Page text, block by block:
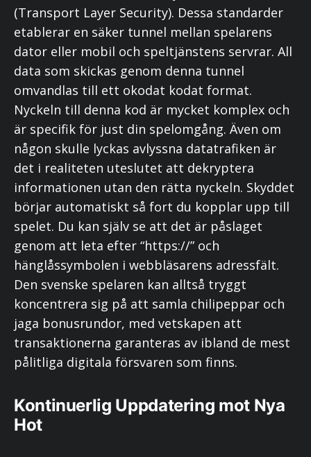
(Transport Layer Security). Dessa standarder
etablerar en säker tunnel mellan spelarens
dator eller mobil och speltjänstens servrar. All
data som skickas genom denna tunnel
omvandlas till ett okodat kodat format.
Nyckeln till denna kod är mycket komplex och
är specifik för just din spelomgång. Även om
någon skulle lyckas avlyssna datatrafiken är
det i realiteten uteslutet att dekryptera
informationen utan den rätta nyckeln. Skyddet
börjar automatiskt så fort du kopplar upp till
spelet. Du kan själv se att det är påslaget
genom att leta efter “https://” och
hänglåssymbolen i webbläsarens adressfält.
Den svenske spelaren kan alltså tryggt
koncentrera sig på att samla chilipeppar och
jaga bonusrundor, med vetskapen att
transaktionerna garanteras av ibland de mest
pålitliga digitala försvaren som finns.
Kontinuerlig Uppdatering mot Nya
Hot